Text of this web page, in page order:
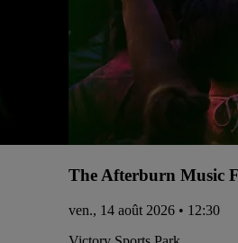
The Afterburn Music
ven., 14 août 2026 • 12:30